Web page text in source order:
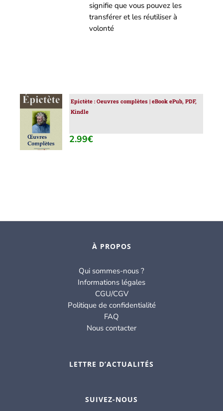
signifie que vous pouvez les
transférer et les réutiliser à
volonté
AJOUTER
AU
PANIER
/
DÉTAILS
Epictète : Oeuvres complètes | eBook ePub, PDF,
Kindle
2.99€
À PROPOS
Qui sommes-nous ?
Informations légales
CGU/CGV
Politique de confidentialité
FAQ
Nous contacter
LETTRE D’ACTUALITÉS
SUIVEZ-NOUS